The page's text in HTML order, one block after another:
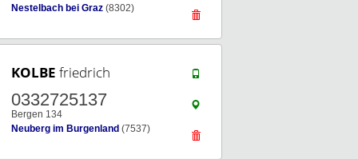
Nestelbach bei Graz (8302)
KOLBE friedrich
0332725137
Bergen 134
Neuberg im Burgenland (7537)